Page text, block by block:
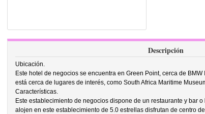
Descripción
Ubicación.
Este hotel de negocios se encuentra en Green Point, cerca de
está cerca de lugares de interés, como South Africa Maritime
Características.
Este establecimiento de negocios dispone de un restaurante y bar
alojen en este establecimiento de 5.0 estrellas disfrutan de centro